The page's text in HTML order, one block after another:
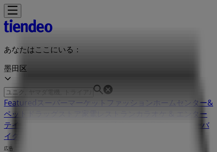
あなたはここにいる：
墨田区
Featured スーパーマーケット ファッション ホームセンター&
ペット
家電
カラオケ & エンター
テイメント
車&モーターバ
イク
広告